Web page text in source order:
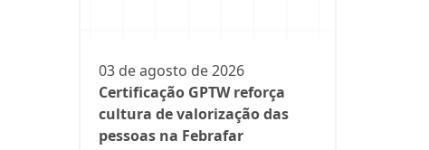
03 de agosto de 2026
Certificação GPTW reforça
cultura de valorização das
pessoas na Febrafar